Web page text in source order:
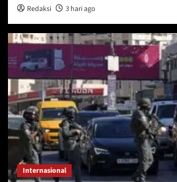
Redaksi 3 hari ago
Internasional